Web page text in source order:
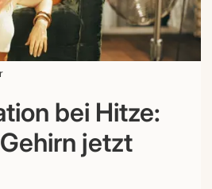
bei Hitze:
jetzt